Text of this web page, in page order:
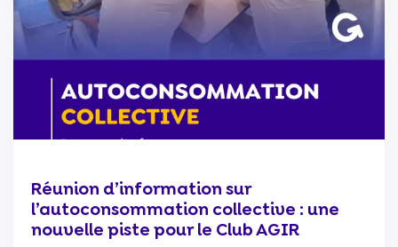
Réunion d’information sur
l’autoconsommation collective : une
nouvelle piste pour le Club AGIR